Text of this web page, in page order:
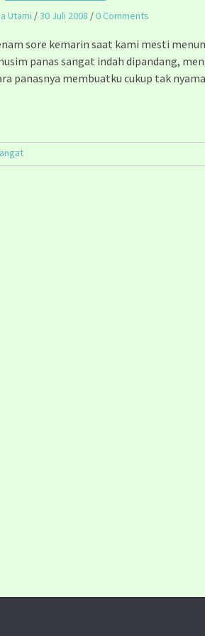
Utami /30 Juli 2008 /0 Comments
sore kemarin saat kami mesti
panas sangat indah dipandang,
panasnya membuatku cukup tak